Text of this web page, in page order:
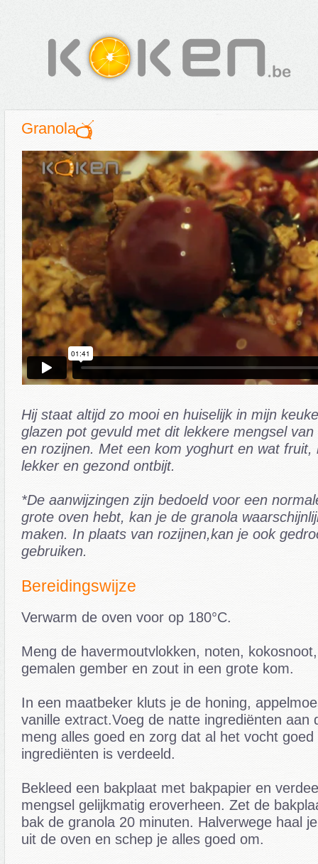
Granola
Hij staat altijd zo mooi en huiselijk in mijn
glazen pot gevuld met dit lekkere mengsel
en rozijnen. Met een kom yoghurt en wat fruit,
lekker en gezond ontbijt.
*De aanwijzingen zijn bedoeld voor een
grote oven hebt, kan je de granola
maken. In plaats van rozijnen,kan je ook
gebruiken.
Bereidingswijze
Verwarm de oven voor op 180°C.
Meng de havermoutvlokken, noten,
gemalen gember en zout in een grote kom.
In een maatbeker kluts je de honing,
vanille extract.Voeg de natte ingrediënten aan
meng alles goed en zorg dat al het vocht
ingrediënten is verdeeld.
Bekleed een bakplaat met bakpapier en
mengsel gelijkmatig eroverheen. Zet de
bak de granola 20 minuten. Halverwege haal
uit de oven en schep je alles goed om.